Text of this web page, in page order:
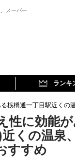
スーパー
ランキ
桟橋通一丁目駅近くの
性に効能
くの温泉
すすめ